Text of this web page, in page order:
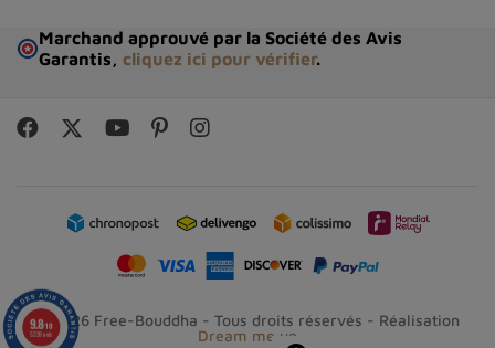
Marchand approuvé par la Société des Avis
Garantis, cliquez ici pour vérifier.
© 2026 Free-Bouddha - Tous droits réservés - Réalisation
Dream me up
9.8/10
5239 avis